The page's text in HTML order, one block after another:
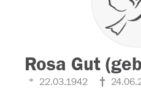
Rosa Gut
22.03.1942